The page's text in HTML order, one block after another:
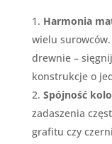
Harmonia
wielu
drewnie –
konstrukcje o
Spójność
zadaszenia
grafitu czy